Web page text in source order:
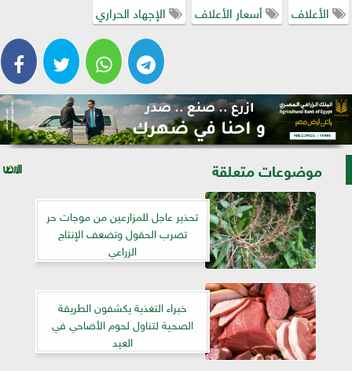
الأعلاف أسعار الأعلاف الإجهاد الحراري
موضوعات متعلقة
تحذير عاجل للمزارعين من موجات حر
تضرب الحقول وتضعف الإنتاج
الزراعي
خبراء التغذية يكشفون الطريقة
الصحية لتناول لحوم الأضاحي في
العيد